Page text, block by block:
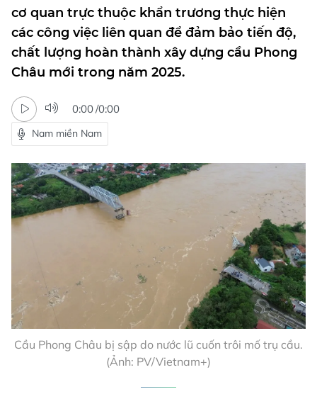
cơ quan trực thuộc khẩn trương thực hiện
các công việc liên quan để đảm bảo tiến độ,
chất lượng hoàn thành xây dựng cầu Phong
Châu mới trong năm 2025.
0:00/0:00
Nam miền Nam
Cầu Phong Châu bị sập do nước lũ cuốn trôi mố trụ cầu.
(Ảnh: PV/Vietnam+)